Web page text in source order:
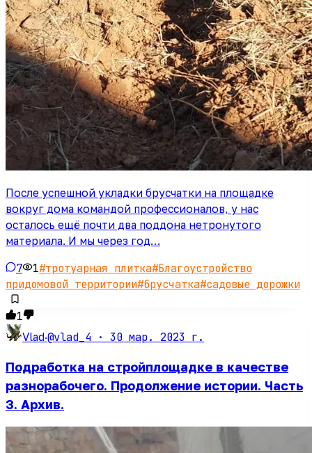
После успешной укладки брусчатки на площадке
вокруг дома командой профессионалов, у нас
осталось ещё почти два поддона нетронутого
материала. И мы через год…
7 1#тротуарная плитка#Благоустройство
придомовой территории#брусчатка#садовые дорожки
1
Vlad·@vlad_4 · 30 мар. 2023 г.
Подработка на стройплощадке в качестве
разнорабочего. Продолжение истории. Часть
3. Архив.